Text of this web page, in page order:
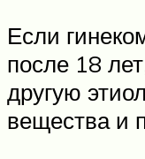
Если
после 18
другую
вещества и